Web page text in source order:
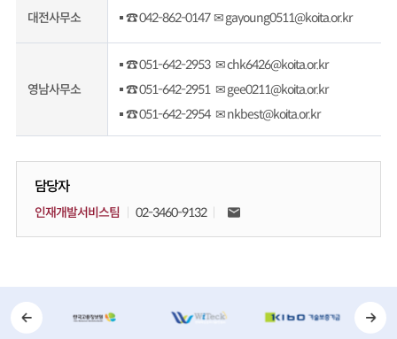
대전사무소 ☎ 042-862-0147 ✉ gayoung0511@koita.or.kr
영남사무소
☎ 051-642-2953 ✉ chk6426@koita.or.kr
☎ 051-642-2951 ✉ gee0211@koita.or.kr
☎ 051-642-2954 ✉ nkbest@koita.or.kr
담당자
인재개발서비스팀 02-3460-9132